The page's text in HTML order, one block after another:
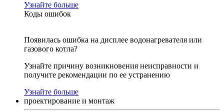
Узнайте больше
Коды ошибок
Появилась ошибка на дисплее водонагревателя или
газового котла?
Узнайте причину возникновения неисправности и
получите рекомендации по ее устранению
Узнайте больше
проектирование и монтаж